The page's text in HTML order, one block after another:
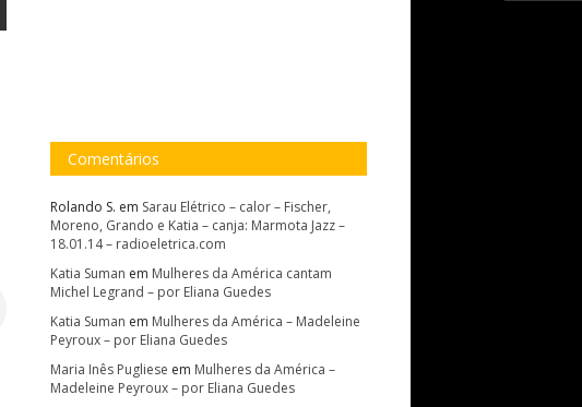
Comentários
Rolando S. em Sarau Elétrico – calor – Fischer,
Moreno, Grando e Katia – canja: Marmota Jazz –
18.01.14 – radioeletrica.com
Katia Suman em Mulheres da América cantam
Michel Legrand – por Eliana Guedes
Katia Suman em Mulheres da América – Madeleine
Peyroux – por Eliana Guedes
Maria Inês Pugliese em Mulheres da América –
Madeleine Peyroux – por Eliana Guedes